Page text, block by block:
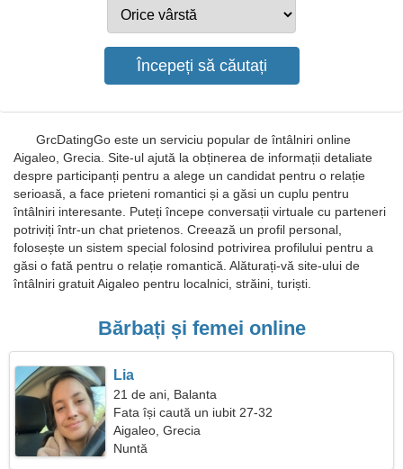
GrcDatingGo este un serviciu popular de întâlniri online
Aigaleo, Grecia. Site-ul ajută la obținerea de informații detaliate
despre participanți pentru a alege un candidat pentru o relație
serioasă, a face prieteni romantici și a găsi un cuplu pentru
întâlniri interesante. Puteți începe conversații virtuale cu parteneri
potriviți într-un chat prietenos. Creează un profil personal,
folosește un sistem special folosind potrivirea profilului pentru a
găsi o fată pentru o relație romantică. Alăturați-vă site-ului de
întâlniri gratuit Aigaleo pentru localnici, străini, turiști.
Bărbați și femei online
Lia
21 de ani, Balanta
Fata își caută un iubit 27-32
Aigaleo, Grecia
Nuntă